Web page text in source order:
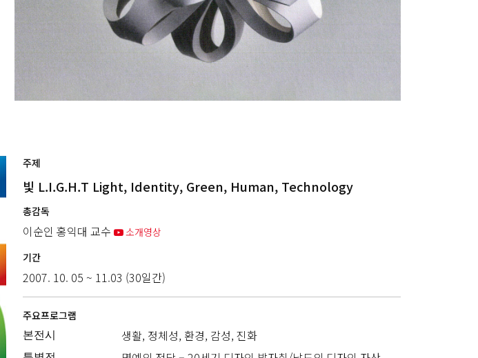
주제
빛 L.I.G.H.T Light, Identity, Green, Human, Technology
총감독
이순인 홍익대 교수
소개영상
기간
2007. 10. 05 ~ 11.03 (30일간)
주요프로그램
본전시 생활, 정체성, 환경, 감성, 진화